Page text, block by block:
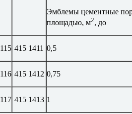
Эмблемы цементные
площадью, м2, до
115 415 1411 0,5
116 415 1412 0,75
117 415 1413 1